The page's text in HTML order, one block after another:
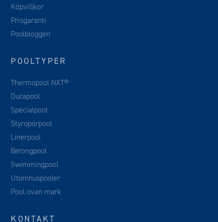
Köpvillkor
Prisgaranti
Poolbloggen
POOLTYPER
Thermopool NXT®
Durapool
Specialpool
Styroporpool
Linerpool
Betongpool
Swimmingpool
Utomhuspooler
Pool ovan mark
KONTAKT